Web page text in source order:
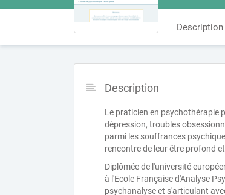
Description
Description
Le praticien en psychothérapie
dépression, troubles
parmi les souffrances
rencontre de leur être profond
Diplômée de l'université
à l'Ecole Française d'Analyse
psychanalyse et s'articulant